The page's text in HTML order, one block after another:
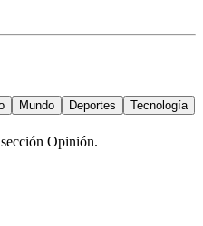
Mundo Deportes
Tecnología
Opinión.